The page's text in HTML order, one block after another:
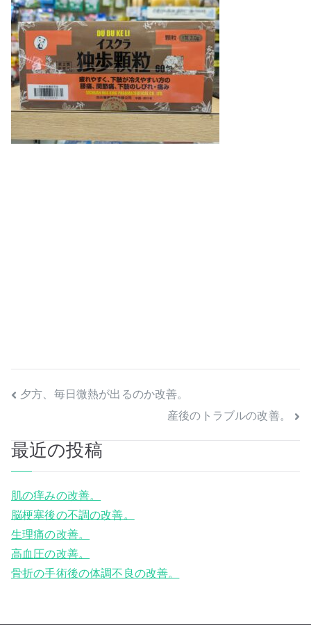
投
ナ
ビ
ゲ
ー
シ
夕方、毎日微熱が出るのか改善。
産後のトラブルの改善。
最近の投稿
肌の痒みの改善。
脳梗塞後の不調の改善。
生理痛の改善。
高血圧の改善。
骨折の手術後の体調不良の改善。